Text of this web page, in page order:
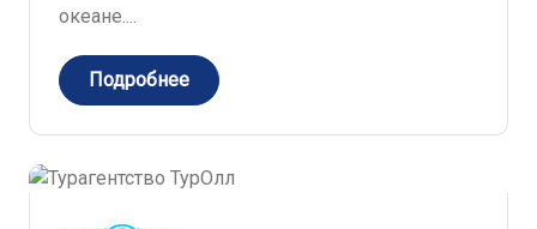
океане....
Подробнее